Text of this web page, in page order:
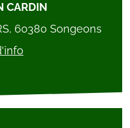
CARDIN
60380 Songeons